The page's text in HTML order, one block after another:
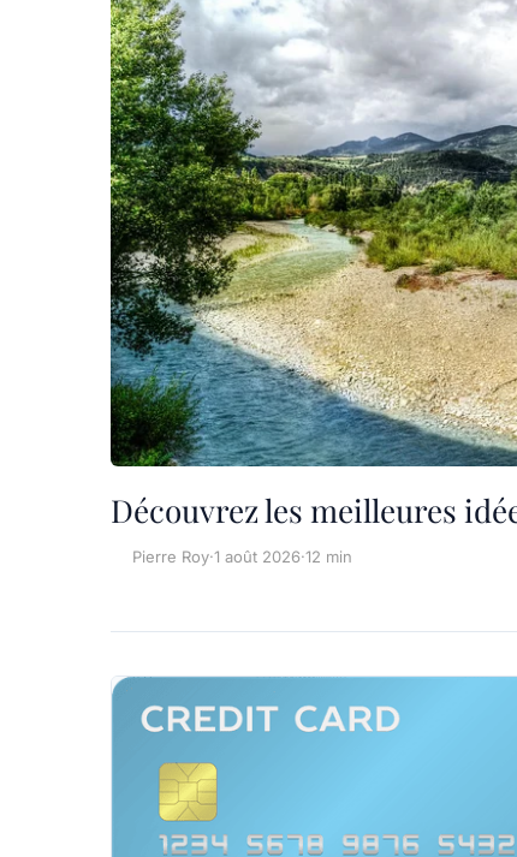
Découvrez les meilleures
Pierre Roy·1 août 2026·12 min